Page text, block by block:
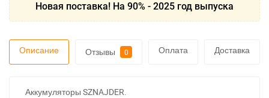
Новая поставка! На 90% - 2025 год выпуска
Описание Отзывы 0 Оплата Доставка
Аккумуляторы SZNAJDER.